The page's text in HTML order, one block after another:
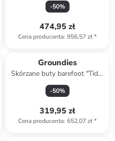
-50%
474,95 zł
Cena producenta: 956,57 zł*
Groundies
Skórzane buty barefoot "Tide"
w kolorze brązowym
-50%
319,95 zł
Cena producenta: 652,07 zł*